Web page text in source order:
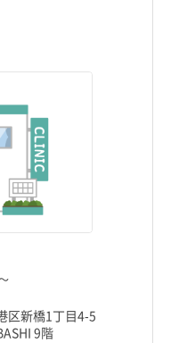
区新橋1丁目4-5
9階